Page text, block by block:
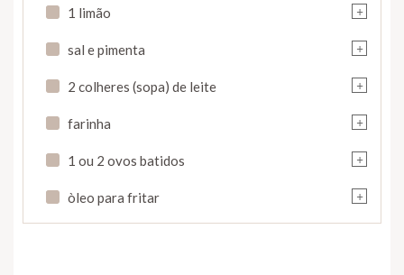
+
1 limão
+
sal e pimenta
+
2 colheres (sopa) de leite
+
farinha
+
1 ou 2 ovos batidos
+
òleo para fritar